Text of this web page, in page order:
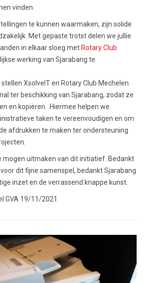
vinden.
te kunnen waarmaken, zijn solide
Met gepaste trotst delen we jullie
in elkaar sloeg met Rotary Club
werking van Sjarabang te
XsolveIT en Rotary Club Mechelen
ter beschikking van Sjarabang, zodat ze
en kopiëren. Hiermee helpen we
taken te vereenvoudigen en om
afdrukken te maken ter ondersteuning
mogen uitmaken van dit initiatief. Bedankt
dit fijne samenspel, bedankt Sjarabang
inzet en de verrassend knappe kunst.
GVA 19/11/2021